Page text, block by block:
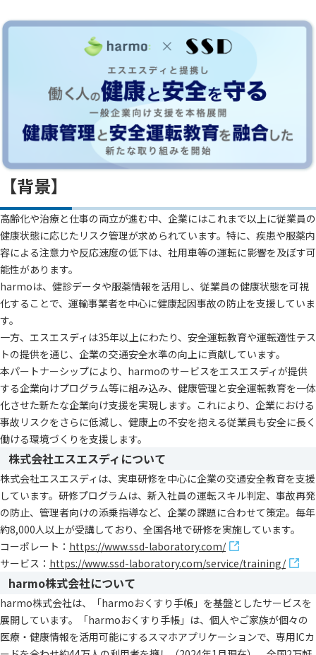
【背景】
高齢化や治療と仕事の両立が進む中、企業にはこれまで以上に従業員の
健康状態に応じたリスク管理が求められています。特に、疾患や服薬内
容による注意力や反応速度の低下は、社用車等の運転に影響を及ぼす可
能性があります。
harmoは、健診データや服薬情報を活用し、従業員の健康状態を可視
化することで、運輸事業者を中心に健康起因事故の防止を支援していま
す。
一方、エスエスディは35年以上にわたり、安全運転教育や運転適性テス
トの提供を通じ、企業の交通安全水準の向上に貢献しています。
本パートナーシップにより、harmoのサービスをエスエスディが提供
する企業向けプログラム等に組み込み、健康管理と安全運転教育を一体
化させた新たな企業向け支援を実現します。これにより、企業における
事故リスクをさらに低減し、健康上の不安を抱える従業員も安全に長く
働ける環境づくりを支援します。
株式会社エスエスディについて
株式会社エスエスディは、実車研修を中心に企業の交通安全教育を支援
しています。研修プログラムは、新入社員の運転スキル判定、事故再発
の防止、管理者向けの添乗指導など、企業の課題に合わせて策定。毎年
約8,000人以上が受講しており、全国各地で研修を実施しています。
コーポレート： https://www.ssd-laboratory.com/
サービス： https://www.ssd-laboratory.com/service/training/
harmo株式会社について
harmo株式会社は、「harmoおくすり手帳」を基盤としたサービスを
展開しています。「harmoおくすり手帳」は、個人やご家族が個々の
医療・健康情報を活用可能にするスマホアプリケーションで、専用ICカ